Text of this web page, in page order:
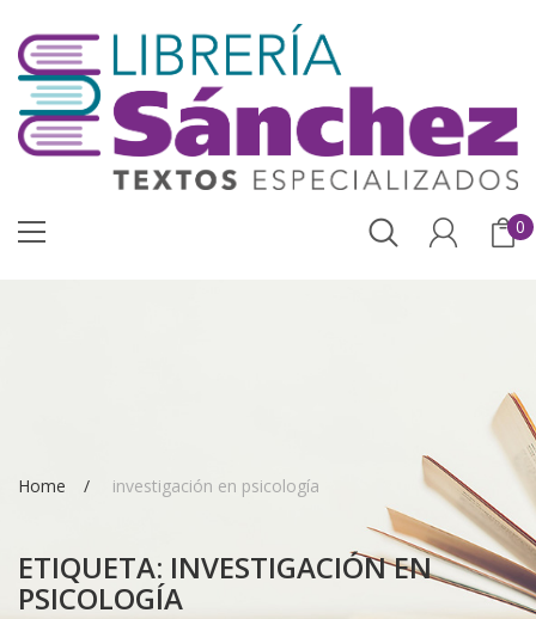
0
Home investigación en psicología
ETIQUETA: INVESTIGACIÓN EN
PSICOLOGÍA